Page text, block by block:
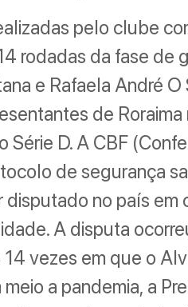
pelo clube
rodadas da fase de
e Rafaela André
de
Série D. A CBF
de segurança
no país em
A disputa
14 vezes em que o
a pandemia, a